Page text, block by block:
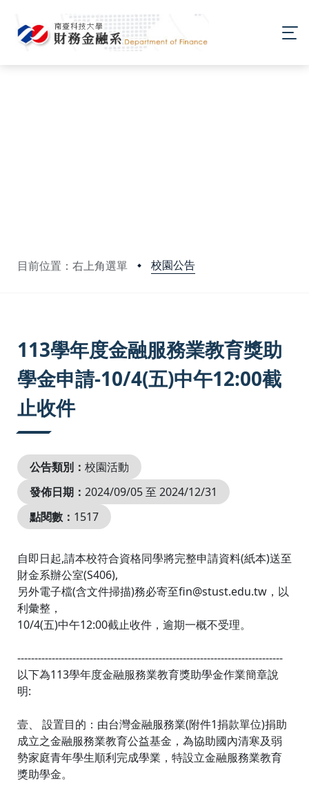
目前位置：右上角選單 校園公告
113學年度金融服務業教育獎助
學金申請-10/4(五)中午12:00截
止收件
公告類別： 校園活動
發佈日期： 2024/09/05 至 2024/12/31
點閱數： 1517
自即日起,請本校符合資格同學將完整申請資料(紙本)送至
財金系辦公室(S406),
另外電子檔(含文件掃描)務必寄至fin@stust.edu.tw，以
利彙整，
10/4(五)中午12:00截止收件，逾期一概不受理。
-----------------------------------------------------------------------------
以下為113學年度金融服務業教育獎助學金作業簡章說
明:
壹、 設置目的：由台灣金融服務業(附件1捐款單位)捐助
成立之金融服務業教育公益基金，為協助國內清寒及弱
勢家庭青年學生順利完成學業，特設立金融服務業教育
獎助學金。